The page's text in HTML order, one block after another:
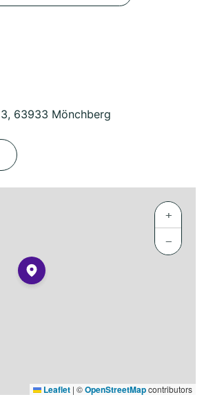
63933 Mönchberg
+
−
Leaflet | ©OpenStreetMapcontributors